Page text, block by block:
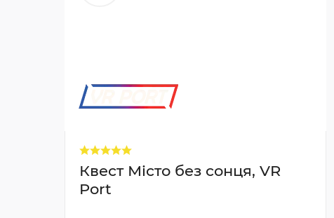
Квест Місто без сонця, VR
Port